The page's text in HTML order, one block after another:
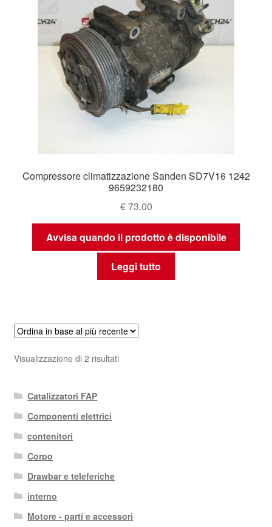
Compressore climatizzazione Sanden SD7V16 1242
9659232180
€73.00
Avvisa quando il prodotto è disponibile
Leggi tutto
Visualizzazione di 2 risultatiOrdina
Catalizzatori FAP
Componenti elettrici
contenitori
Corpo
Drawbar e teleferiche
interno
Motore - parti e accessori